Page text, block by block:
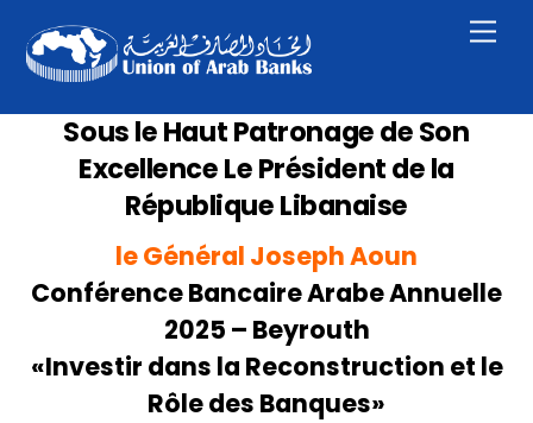
content
Sous le Haut Patronage de Son
Excellence Le Président de la
République Libanaise
le Général Joseph Aoun
Conférence Bancaire Arabe Annuelle
2025 – Beyrouth
«Investir dans la Reconstruction et le
Rôle des Banques»